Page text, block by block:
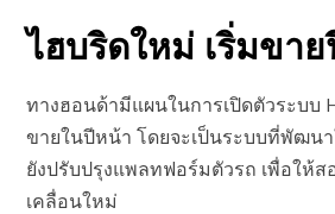
ไฮบริดใหม่ เริ่มขา
ทางฮอนด้ามีแผนในการเปิดตัวระบบ
ขายในปีหน้า โดยจะเป็นระบบที่พัฒน
ยังปรับปรุงแพลทฟอร์มตัวรถ เพื่อให้
เคลื่อนใหม่